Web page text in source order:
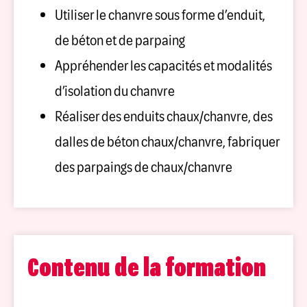
Utiliser le chanvre sous forme d’enduit,
de béton et de parpaing
Appréhender les capacités et modalités
d’isolation du chanvre
Réaliser des enduits chaux/chanvre, des
dalles de béton chaux/chanvre, fabriquer
des parpaings de chaux/chanvre
Contenu de la formation